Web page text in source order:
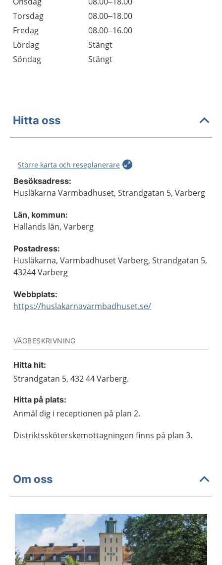
Torsdag
08.00–18.00
Fredag
08.00–16.00
Lördag
Stängt
Söndag
Stängt
Hitta oss
Större karta och reseplanerare
Besöksadress:
Husläkarna Varmbadhuset, Strandgatan 5, Varberg
Län, kommun:
Hallands län, Varberg
Postadress:
Husläkarna, Varmbadhuset Varberg, Strandgatan 5,
43244 Varberg
Webbplats:
https://huslakarnavarmbadhuset.se/
VÄGBESKRIVNING
Hitta hit:
Strandgatan 5, 432 44 Varberg.
Hitta på plats:
Anmäl dig i receptionen på plan 2.
Distriktssköterskemottagningen finns på plan 3.
Om oss